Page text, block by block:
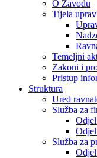
O Zavodu
Tijela
Temeljni
Zakoni i
Pristup
Struktura
Ured
Služba za
Služba za